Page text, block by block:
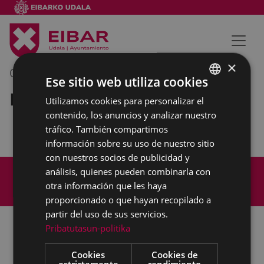
03/12/2019
Reunión interna municipal
Aviso legal
Política de cookies
Accesibilidad
BASQUE
SPANISH
×
Ese sitio web utiliza cookies
Utilizamos cookies para personalizar el
contenido, los anuncios y analizar nuestro
tráfico. También compartimos
información sobre su uso de nuestro sitio
con nuestros socios de publicidad y
análisis, quienes pueden combinarla con
otra información que les haya
proporcionado o que hayan recopilado a
partir del uso de sus servicios.
Pribatutasun-politika
Cookies
Cookies de